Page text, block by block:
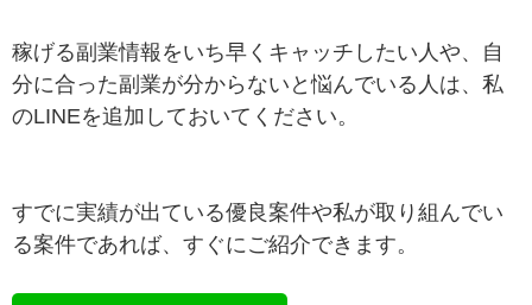
稼げる副業情報をいち早くキャッチしたい人や、自
分に合った副業が分からないと悩んでいる人は、私
のLINEを追加しておいてください。
すでに実績が出ている優良案件や私が取り組んでい
る案件であれば、すぐにご紹介できます。